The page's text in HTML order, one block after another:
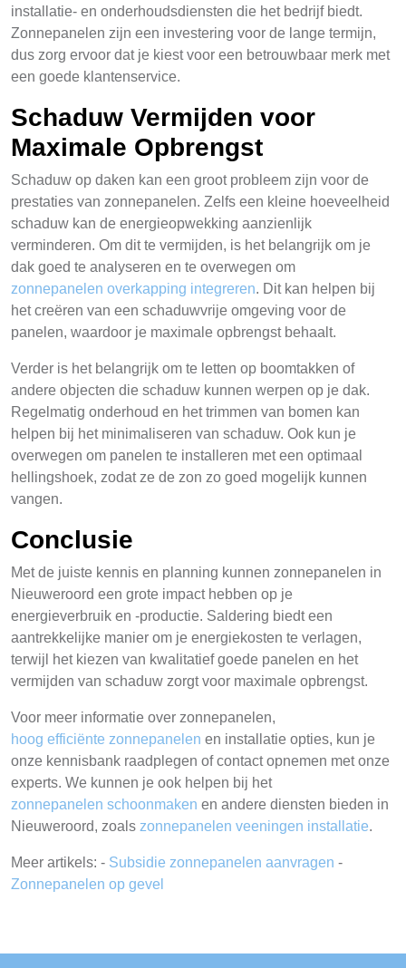
installatie- en onderhoudsdiensten die het bedrijf biedt.
Zonnepanelen zijn een investering voor de lange termijn,
dus zorg ervoor dat je kiest voor een betrouwbaar merk met
een goede klantenservice.
Schaduw Vermijden voor
Maximale Opbrengst
Schaduw op daken kan een groot probleem zijn voor de
prestaties van zonnepanelen. Zelfs een kleine hoeveelheid
schaduw kan de energieopwekking aanzienlijk
verminderen. Om dit te vermijden, is het belangrijk om je
dak goed te analyseren en te overwegen om
zonnepanelen overkapping integreren. Dit kan helpen bij
het creëren van een schaduwvrije omgeving voor de
panelen, waardoor je maximale opbrengst behaalt.
Verder is het belangrijk om te letten op boomtakken of
andere objecten die schaduw kunnen werpen op je dak.
Regelmatig onderhoud en het trimmen van bomen kan
helpen bij het minimaliseren van schaduw. Ook kun je
overwegen om panelen te installeren met een optimaal
hellingshoek, zodat ze de zon zo goed mogelijk kunnen
vangen.
Conclusie
Met de juiste kennis en planning kunnen zonnepanelen in
Nieuweroord een grote impact hebben op je
energieverbruik en -productie. Saldering biedt een
aantrekkelijke manier om je energiekosten te verlagen,
terwijl het kiezen van kwalitatief goede panelen en het
vermijden van schaduw zorgt voor maximale opbrengst.
Voor meer informatie over zonnepanelen,
hoog efficiënte zonnepanelen en installatie opties, kun je
onze kennisbank raadplegen of contact opnemen met onze
experts. We kunnen je ook helpen bij het
zonnepanelen schoonmaken en andere diensten bieden in
Nieuweroord, zoals zonnepanelen veeningen installatie.
Meer artikels: - Subsidie zonnepanelen aanvragen -
Zonnepanelen op gevel